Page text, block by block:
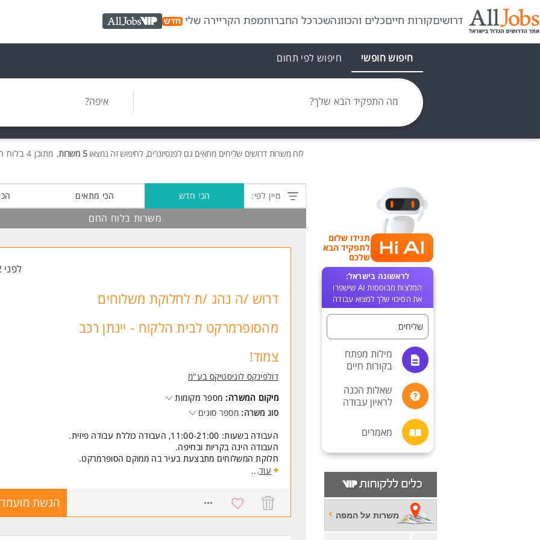
דרושיםקורות חייםכלים והכוונהשכרכל החברותמפת הקריירה שלי AllJobs VIP
חיפוש חופשי חיפוש לפי תחום
מה התפקיד הבא שלך? איפה?
לוח משרות דרושים שליחים מתאים גם לפנסיונרים, לחיפוש זה נמצאו5 משרות , מתוכן 4 בלוח החם חינם!
תגידו שלום
לתפקיד הבא
שלכם
לראשונה בישראל:
המלצות מבוססות AI שישפרו
את הסיכוי שלך למצוא עבודה
שליחים
מילות מפתח
בקורות חיים
שאלות הכנה
לראיון עבודה
מאמרים
משרות על המפה
מיין לפי: הכי חדש הכי מתאים
משרות בלוח החם
לפני 2 שעות
דרוש /ה נהג /ת לחלוקת משלוחים
מהסופרמרקט לבית הלקוח - יינתן רכב
צמוד!
דולפינקס לוגיסטיקס בע"מ
מיקום המשרה: מספר מקומות
סוג משרה: מספר סוגים
העבודה בשעות: 11:00-21:00, העבודה כוללת עבודה פיזית.
העבודה הינה בקריות ובחיפה.
חלוקת המשלוחים מתבצעת בעיר בה ממוקם הסופרמרקט.
יינתן רכב צמוד מהחברה!
בעל /ת רישיון נהיגה ב' - חובה.
בעל /ת רכב מסחרי- יתרון.
עוד...
הגשת